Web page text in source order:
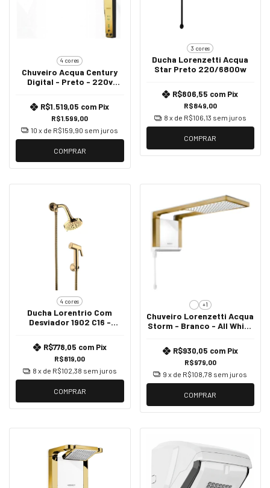
4 cores
Chuveiro Acqua Century
Digital - Preto - 220v
R$1.599,00
R$1.519,05 com Pix
10 x de R$159,90 sem juros
COMPRAR
3 cores
Ducha Lorenzetti Acqua
Star Preto 220/6800w
R$849,00
R$806,55 com Pix
8 x de R$106,13 sem juros
COMPRAR
4 cores
Ducha Lorentrio Com
Desviador 1902 C16 -
R$819,00
R$778,05 com Pix
8 x de R$102,38 sem juros
COMPRAR
+1
Chuveiro Lorenzetti Acqua
Storm - Branco - All White
R$979,00
R$930,05 com Pix
9 x de R$108,78 sem juros
COMPRAR